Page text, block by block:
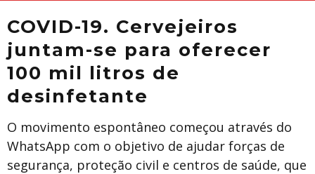
COVID-19. Cervejeiros
juntam-se para oferecer
100 mil litros de
desinfetante
O movimento espontâneo começou através do
WhatsApp com o objetivo de ajudar forças de
segurança, proteção civil e centros de saúde, que